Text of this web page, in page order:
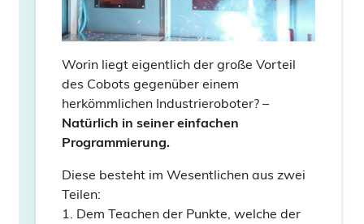
Worin liegt eigentlich der große Vorteil
des Cobots gegenüber einem
herkömmlichen Industrieroboter? –
Natürlich in seiner einfachen
Programmierung.
Diese besteht im Wesentlichen aus zwei
Teilen:
1. Dem Teachen der Punkte, welche der